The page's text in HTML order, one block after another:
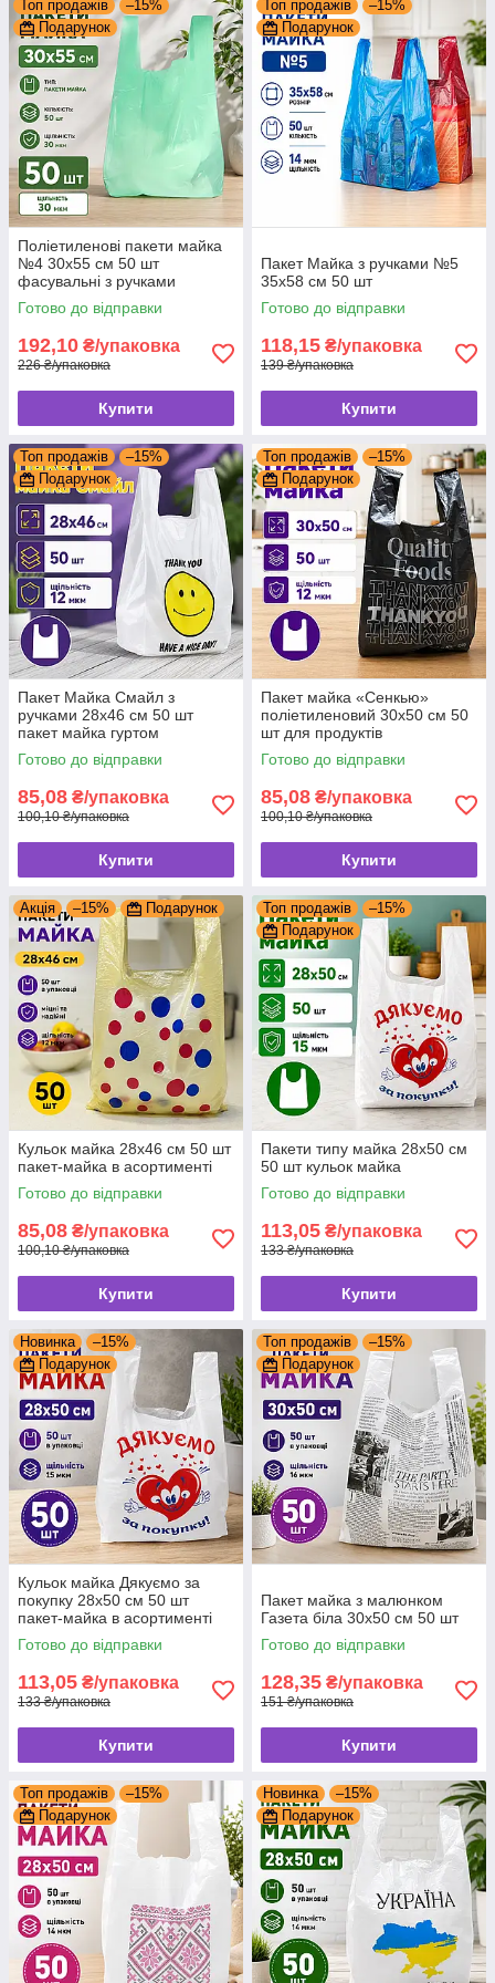
Топ продажів
–15%
Подарунок
Поліетиленові пакети майка
№4 30х55 см 50 шт
фасувальні з ручками
пакувальні
Готово до відправки
192,10 ₴/упаковка
226 ₴/упаковка
Купити
Топ продажів
–15%
Подарунок
Пакет Майка з ручками №5
35х58 см 50 шт
Готово до відправки
118,15 ₴/упаковка
139 ₴/упаковка
Купити
Топ продажів
–15%
Подарунок
Пакет Майка Смайл з
ручками 28х46 см 50 шт
пакет майка гуртом
Готово до відправки
85,08 ₴/упаковка
100,10 ₴/упаковка
Купити
Топ продажів
–15%
Подарунок
Пакет майка «Сенкью»
поліетиленовий 30х50 см 50
шт для продуктів
Готово до відправки
85,08 ₴/упаковка
100,10 ₴/упаковка
Купити
Акція –15% Подарунок
Кульок майка 28x46 см 50 шт
пакет-майка в асортименті
Готово до відправки
85,08 ₴/упаковка
100,10 ₴/упаковка
Купити
Топ продажів
–15%
Подарунок
Пакети типу майка 28x50 см
50 шт кульок майка
Готово до відправки
113,05 ₴/упаковка
133 ₴/упаковка
Купити
Новинка
–15%
Подарунок
Кульок майка Дякуємо за
покупку 28x50 см 50 шт
пакет-майка в асортименті
Готово до відправки
113,05 ₴/упаковка
133 ₴/упаковка
Купити
Топ продажів
–15%
Подарунок
Пакет майка з малюнком
Газета біла 30x50 см 50 шт
Готово до відправки
128,35 ₴/упаковка
151 ₴/упаковка
Купити
Топ продажів
–15%
Подарунок
Новинка
–15%
Подарунок